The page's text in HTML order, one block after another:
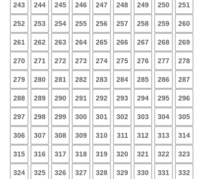
243 244 245 246 247 248 249 250 251
252 253 254 255 256 257 258 259 260
261 262 263 264 265 266 267 268 269
270 271 272 273 274 275 276 277 278
279 280 281 282 283 284 285 286 287
288 289 290 291 292 293 294 295 296
297 298 299 300 301 302 303 304 305
306 307 308 309 310 311 312 313 314
315 316 317 318 319 320 321 322 323
324 325 326 327 328 329 330 331 332